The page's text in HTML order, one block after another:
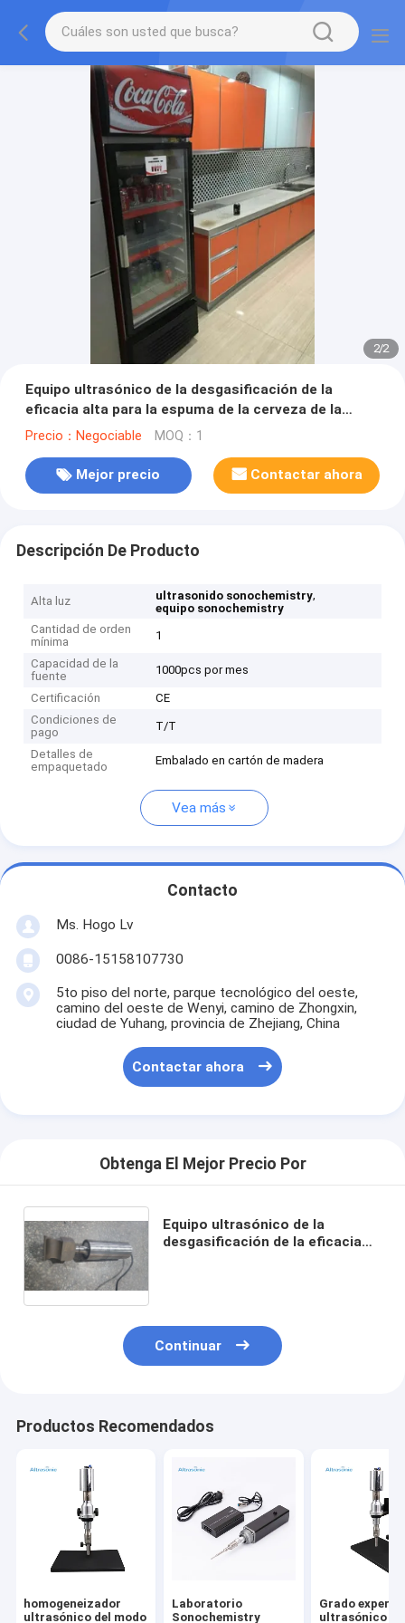
2/2
Equipo ultrasónico de la desgasificación de la
eficacia alta para la espuma de la cerveza de la
Coca-Cola de Sprite que quita burbujas
Precio：Negociable MOQ：1
Mejor precio Contactar ahora
Descripción De Producto
Alta luz ultrasonido sonochemistry,
equipo sonochemistry
Cantidad de orden
mínima
1
Capacidad de la
fuente
1000pcs por mes
Certificación
CE
Condiciones de
pago
T/T
Detalles de
empaquetado
Embalado en cartón de madera
Vea más
Contacto
Ms. Hogo Lv
0086-15158107730
5to piso del norte, parque tecnológico del oeste,
camino del oeste de Wenyi, camino de Zhongxin,
ciudad de Yuhang, provincia de Zhejiang, China
Contactar ahora
Obtenga El Mejor Precio Por
Equipo ultrasónico de la
desgasificación de la eficacia
Continuar
Productos Recomendados
homogeneizador
ultrasónico del modo
Laboratorio
Sonochemistry
Grado
ultrasónico